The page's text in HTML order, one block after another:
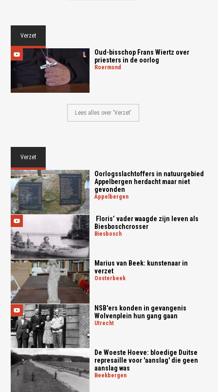
Verzet
Oud-bisschop Frans Wiertz over
priesters in de oorlog
roermond
Lees alles over 'Verzet'
Verzet
Oorlogsslachtoffers in natuurgebied
Appelbergen herdacht maar niet
gevonden
appelbergen
Floris’ vader waagde zijn leven als
Biesboschcrosser
biesbosch
Marius van Beek: kunstenaar in
verzet
oosterbeek
NSB'ers konden in gevangenis
Wolvenplein hun gang gaan
utrecht
De Woeste Hoeve: bloedige Duitse
represaille voor 'aanslag' die geen
aanslag was
beekbergen